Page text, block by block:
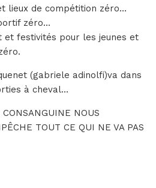
lieux de compétition zéro…
zéro…
et festivités pour les jeunes et
(gabriele adinolfi)va dans
à cheval…
NOUS
TOUT CE QUI NE VA PAS